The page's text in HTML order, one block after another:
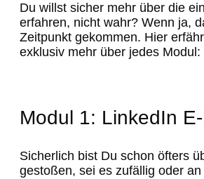
Du willst sicher mehr über die
erfahren, nicht wahr? Wenn ja,
Zeitpunkt gekommen. Hier
exklusiv mehr über jedes Modul:
Modul 1: LinkedIn
Sicherlich bist Du schon öfters
gestoßen, sei es zufällig oder